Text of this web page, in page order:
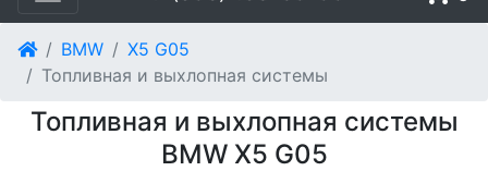
BMW
X5 G05
Топливная и выхлопная системы
Топливная и выхлопная системы
BMW X5 G05